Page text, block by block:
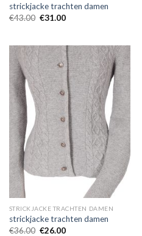
strickjacke trachten damen
€43.00 €31.00
STRICKJACKE TRACHTEN DAMEN
strickjacke trachten damen
€36.00 €26.00